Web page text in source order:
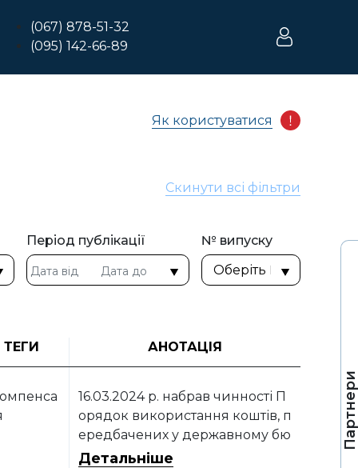
Партнери
(067) 878-51-32
(095) 142-66-89
Як користуватися
Період публікації № випуску
Скинути всі фільтри
ТЕГИ АНОТАЦІЯ
16.03.2024 р. набрав чинності П
орядок використання коштів, п
ередбачених у державному бю
джеті для здійснення компенс
Детальніше